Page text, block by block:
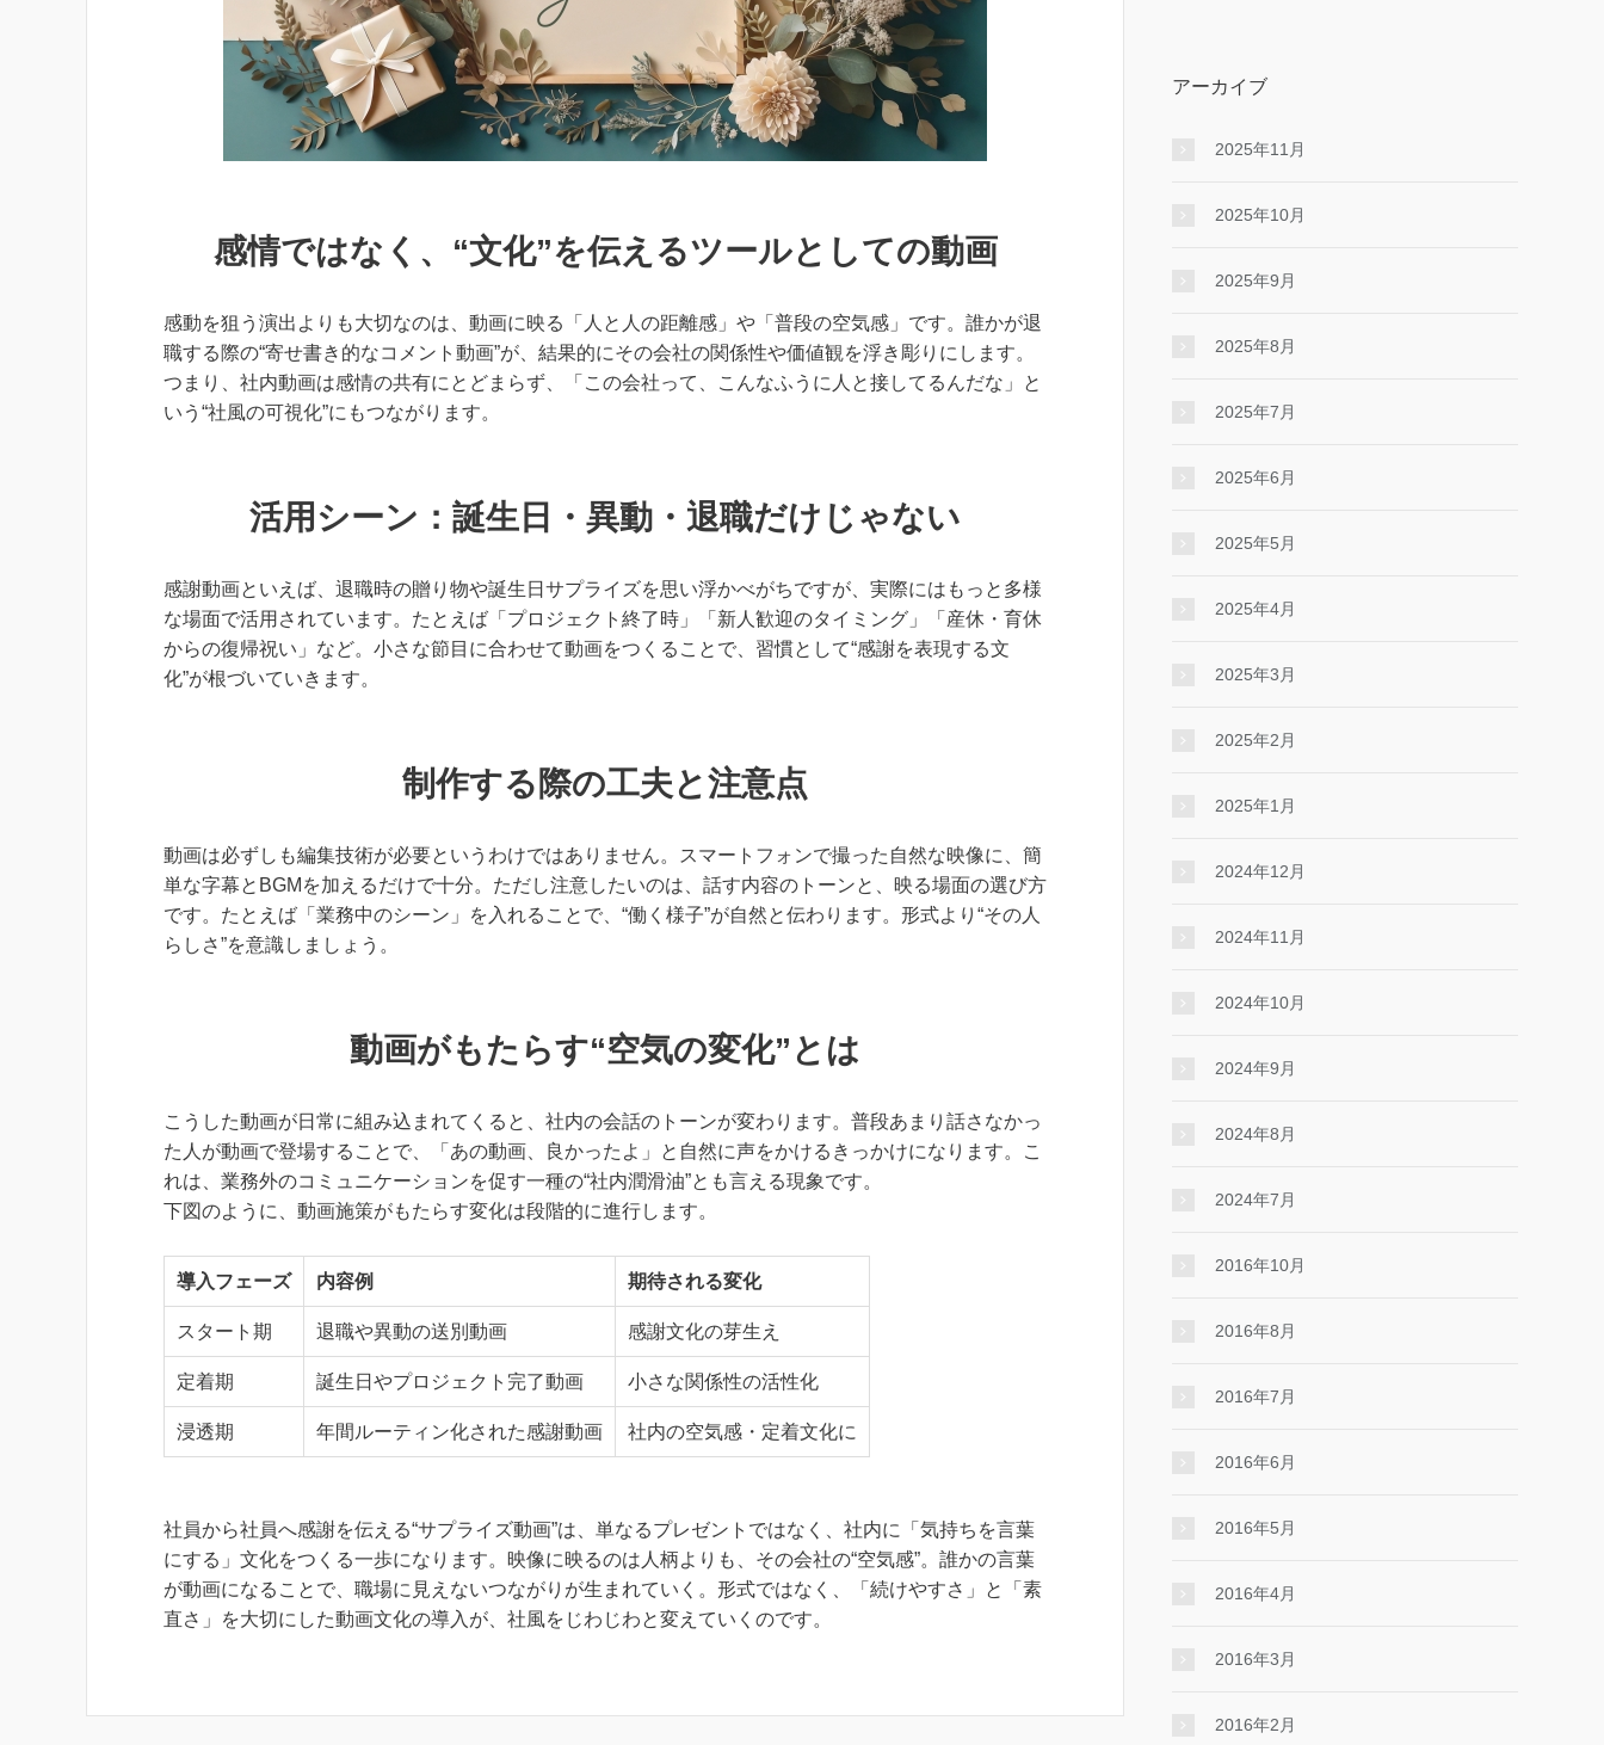
感情ではなく、“文化”を伝えるツールとしての動画
感動を狙う演出よりも大切なのは、動画に映る「人と人の距離感」や「普段の空気感」です。誰かが退
職する際の“寄せ書き的なコメント動画”が、結果的にその会社の関係性や価値観を浮き彫りにします。
つまり、社内動画は感情の共有にとどまらず、「この会社って、こんなふうに人と接してるんだな」と
いう“社風の可視化”にもつながります。
活用シーン：誕生日・異動・退職だけじゃない
感謝動画といえば、退職時の贈り物や誕生日サプライズを思い浮かべがちですが、実際にはもっと多様
な場面で活用されています。たとえば「プロジェクト終了時」「新人歓迎のタイミング」「産休・育休
からの復帰祝い」など。小さな節目に合わせて動画をつくることで、習慣として“感謝を表現する文
化”が根づいていきます。
制作する際の工夫と注意点
動画は必ずしも編集技術が必要というわけではありません。スマートフォンで撮った自然な映像に、簡
単な字幕とBGMを加えるだけで十分。ただし注意したいのは、話す内容のトーンと、映る場面の選び方
です。たとえば「業務中のシーン」を入れることで、“働く様子”が自然と伝わります。形式より“その人
らしさ”を意識しましょう。
動画がもたらす“空気の変化”とは
こうした動画が日常に組み込まれてくると、社内の会話のトーンが変わります。普段あまり話さなかっ
た人が動画で登場することで、「あの動画、良かったよ」と自然に声をかけるきっかけになります。こ
れは、業務外のコミュニケーションを促す一種の“社内潤滑油”とも言える現象です。
下図のように、動画施策がもたらす変化は段階的に進行します。
導入フェーズ 内容例 期待される変化
スタート期 退職や異動の送別動画 感謝文化の芽生え
定着期 誕生日やプロジェクト完了動画 小さな関係性の活性化
浸透期 年間ルーティン化された感謝動画 社内の空気感・定着文化に
社員から社員へ感謝を伝える“サプライズ動画”は、単なるプレゼントではなく、社内に「気持ちを言葉
にする」文化をつくる一歩になります。映像に映るのは人柄よりも、その会社の“空気感”。誰かの言葉
が動画になることで、職場に見えないつながりが生まれていく。形式ではなく、「続けやすさ」と「素
直さ」を大切にした動画文化の導入が、社風をじわじわと変えていくのです。
アーカイブ
2025年11月
2025年10月
2025年9月
2025年8月
2025年7月
2025年6月
2025年5月
2025年4月
2025年3月
2025年2月
2025年1月
2024年12月
2024年11月
2024年10月
2024年9月
2024年8月
2024年7月
2016年10月
2016年8月
2016年7月
2016年6月
2016年5月
2016年4月
2016年3月
2016年2月